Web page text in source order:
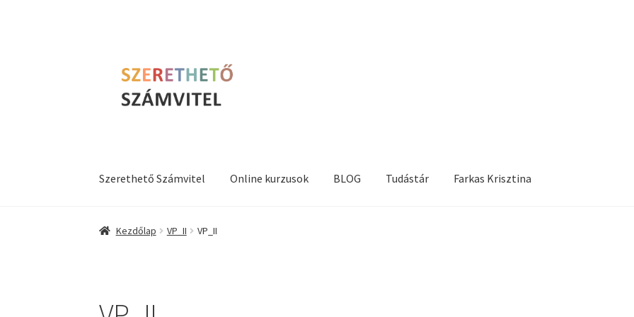
navigációhoz
tartalomba
Szerethető Számvitel Online kurzusok BLOG Tudástár Farkas Krisztina
Kezdőlap VP_II VP_II